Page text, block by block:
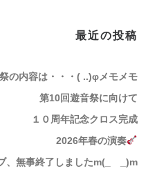
最近の投稿
の内容は・・・( ..)φメモメモ
第10回遊音祭に向けて
１０周年記念クロス完成
2026年春の演奏
、無事終了しましたm(_ _)m